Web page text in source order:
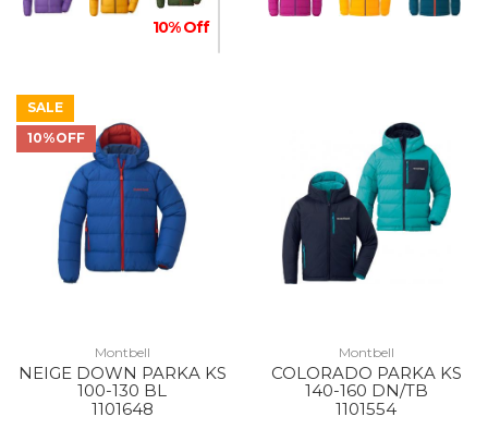
10% Off
20% Off
SALE
10%OFF
Montbell
NEIGE DOWN PARKA KS
100-130 BL
1101648
Montbell
COLORADO PARKA KS
140-160 DN/TB
1101554